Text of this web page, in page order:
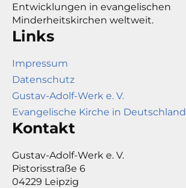
Entwicklungen in evangelischen
Minderheitskirchen weltweit.
Links
Impressum
Datenschutz
Gustav-Adolf-Werk e. V.
Evangelische Kirche in Deutschland
Kontakt
Gustav-Adolf-Werk e. V.
Pistorisstraße 6
04229 Leipzig